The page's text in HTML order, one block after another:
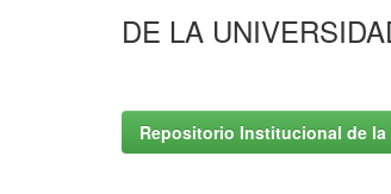
DE LA
Repositorio Institucional de